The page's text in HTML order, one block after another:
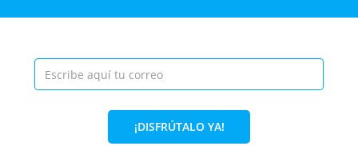
¡DISFRÚTALO YA!